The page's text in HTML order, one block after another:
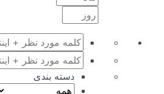
دسته بندی